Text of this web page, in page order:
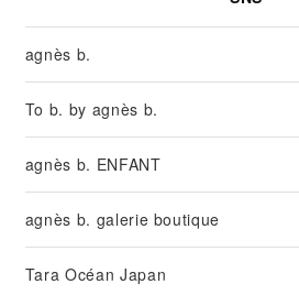
agnès b.
To b. by agnès b.
agnès b. ENFANT
agnès b. galerie boutique
Tara Océan Japan